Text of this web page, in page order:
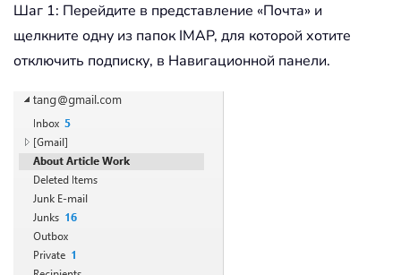
Шаг 1: Перейдите в представление «Почта» и
щелкните одну из папок IMAP, для которой хотите
отключить подписку, в Навигационной панели.